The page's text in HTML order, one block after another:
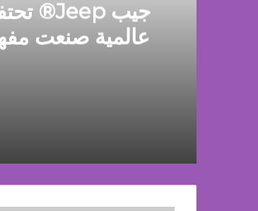
عالمية صنعت